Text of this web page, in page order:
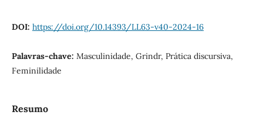
DOI: https://doi.org/10.14393/LL63-v40-2024-16
Palavras-chave: Masculinidade, Grindr, Prática discursiva,
Feminilidade
Resumo